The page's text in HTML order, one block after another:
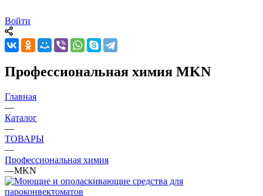
Войти
Профессиональная химия MKN
Главная
—
Каталог
—
ТОВАРЫ
—
Профессиональная химия
—MKN